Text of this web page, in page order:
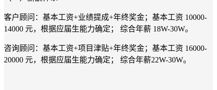
客户顾问：基本工资+业绩提成+年终奖金；基本工资 10000-
14000 元，根据应届生能力确定； 综合年薪 18W-30W。
咨询顾问：基本工资+项目津贴+年终奖金；基本工资 16000-
20000 元，根据应届生能力确定； 综合年薪22W-30W。